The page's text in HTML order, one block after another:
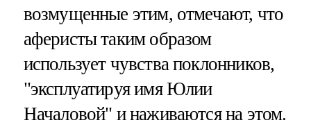
возмущенные этим, отмечают, что
аферисты таким образом
использует чувства поклонников,
"эксплуатируя имя Юлии
Началовой" и наживаются на этом.